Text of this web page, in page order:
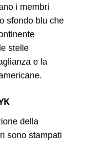
i membri
sfondo blu che
stelle
e la
della
sono stampati